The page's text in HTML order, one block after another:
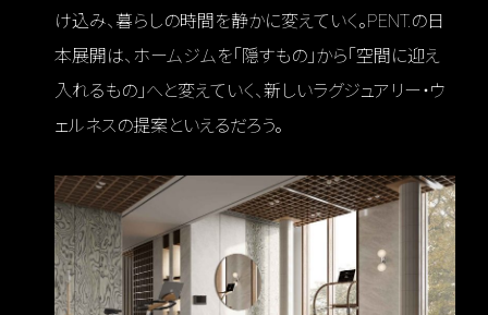
け込み、暮らしの時間を静かに変えていく。PENT.の日
本展開は、ホームジムを「隠すもの」から「空間に迎え
入れるもの」へと変えていく、新しいラグジュアリー・ウ
ェルネスの提案といえるだろう。